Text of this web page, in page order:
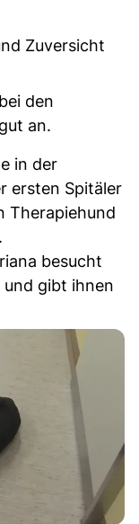
Zuversicht
den
an.
in der
ersten Spitäler
Therapiehund
besucht
gibt ihnen